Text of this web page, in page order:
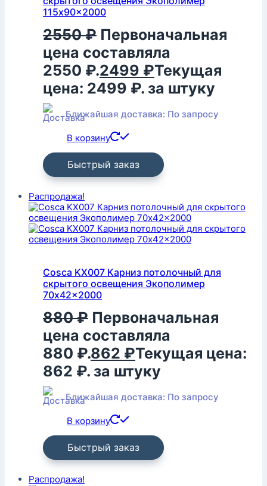
115x90x2000
2550₽ Первоначальная
цена составляла
2550 ₽.2499 ₽Текущая
цена: 2499 ₽. за штуку
Ближайшая доставка: По запросу
В корзину
Быстрый заказ
Распродажа!
Cosca KX007 Карниз потолочный для
скрытого освещения Экополимер
70x42x2000
880₽ Первоначальная
цена составляла
880 ₽.862 ₽Текущая цена:
862 ₽. за штуку
Ближайшая доставка: По запросу
В корзину
Быстрый заказ
Распродажа!